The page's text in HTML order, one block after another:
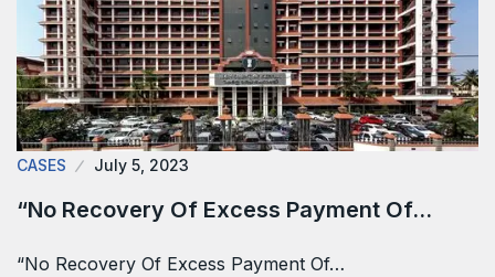
CASES July 5, 2023
“No Recovery Of Excess Payment Of…
“No Recovery Of Excess Payment Of…